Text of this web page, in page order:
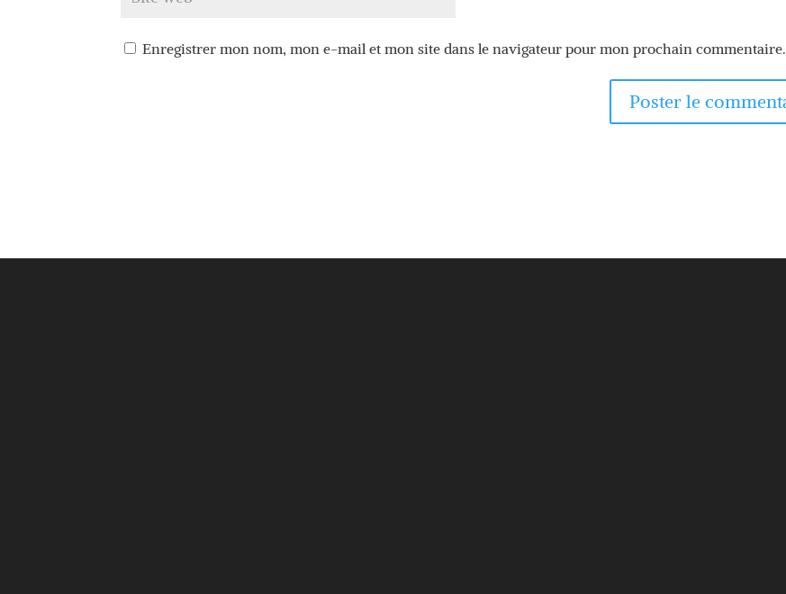
Enregistrer mon nom, mon e-mail et mon site dans le navigateur pour mon prochain commentaire.